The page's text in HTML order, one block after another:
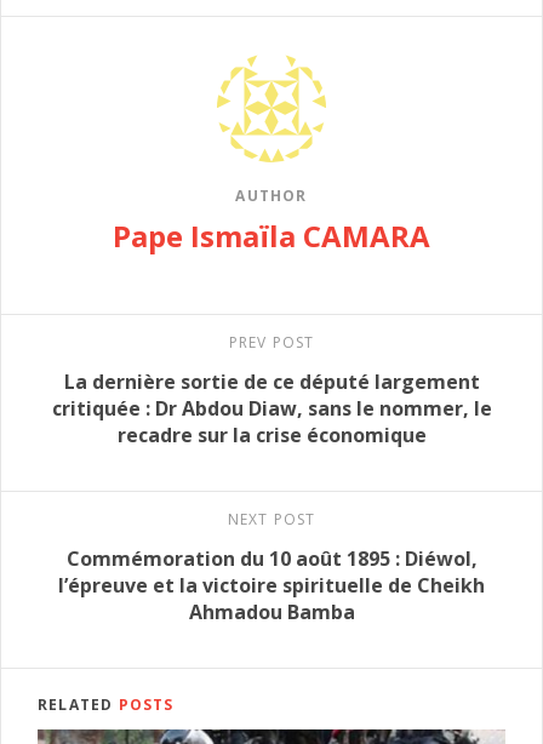
AUTHOR
Pape Ismaïla CAMARA
PREV POST
La dernière sortie de ce député largement
critiquée : Dr Abdou Diaw, sans le nommer, le
recadre sur la crise économique
NEXT POST
Commémoration du 10 août 1895 : Diéwol,
l’épreuve et la victoire spirituelle de Cheikh
Ahmadou Bamba
RELATED POSTS